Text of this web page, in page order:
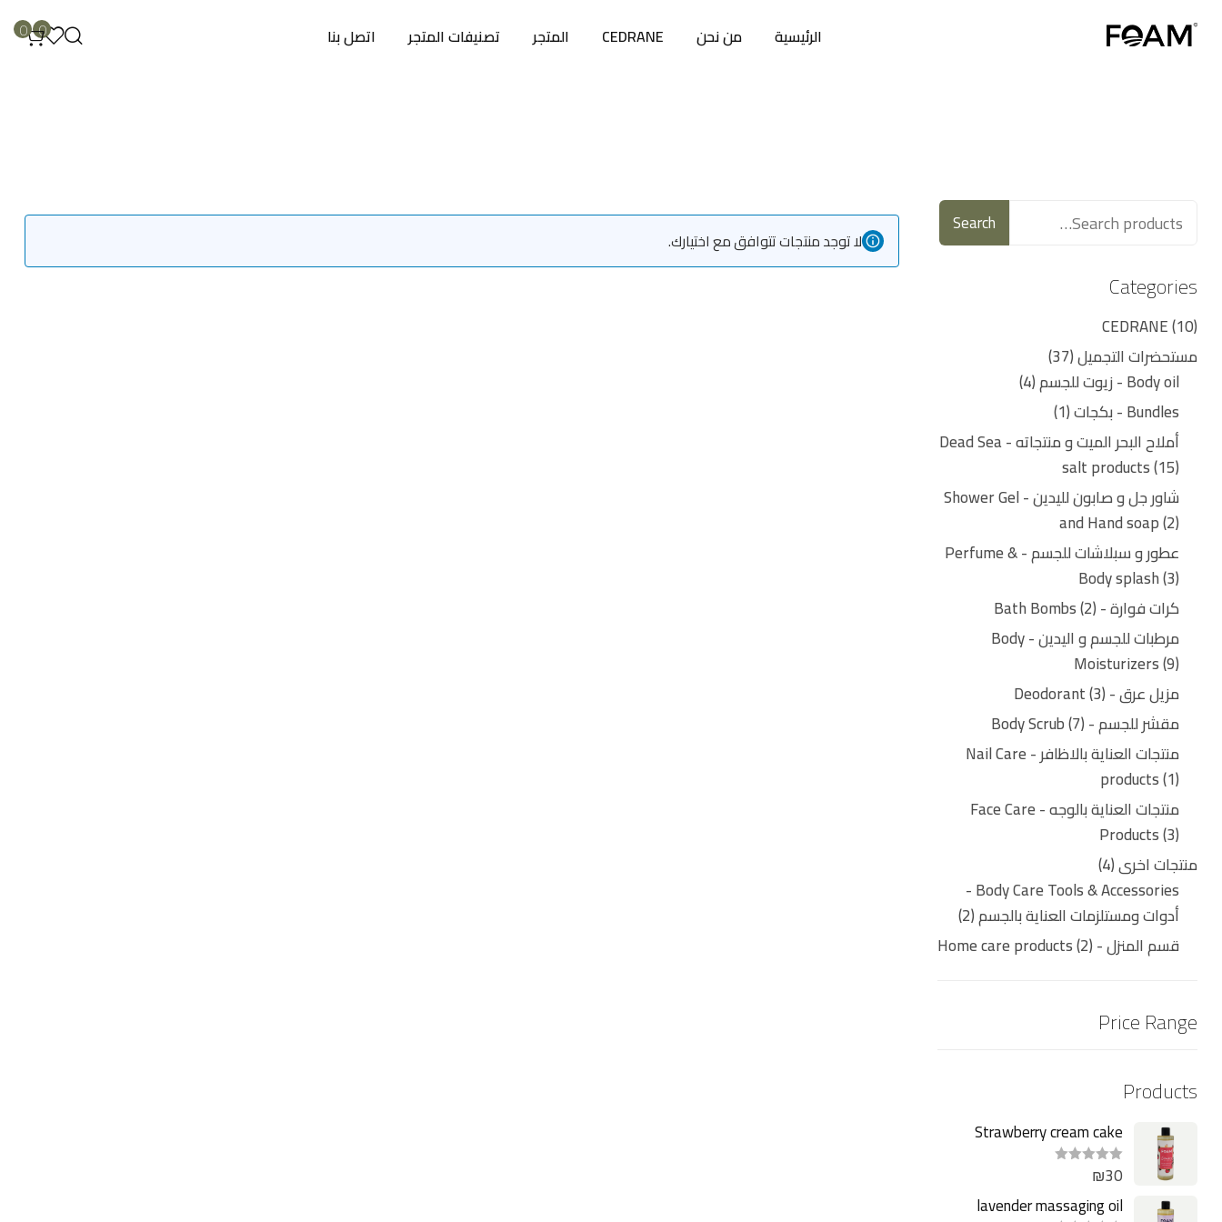
الرئيسية من نحن CEDRANE المتجر تصنيفات المتجر اتصل بنا 0
0
لا توجد منتجات تتوافق مع اختيارك.
Search
Categories
CEDRANE 10
مستحضرات التجميل 37
Body oil - زيوت للجسم
4
Bundles - بكجات
1
أملاح البحر الميت و منتجاته - Dead Sea
salt products 15
شاور جل و صابون لليدين - Shower Gel
and Hand soap 2
عطور و سبلاشات للجسم - Perfume &
Body splash 3
كرات فوارة - Bath Bombs 2
مرطبات للجسم و اليدين - Body
Moisturizers 9
مزيل عرق - Deodorant 3
مقشر للجسم - Body Scrub 7
منتجات العناية بالاظافر - Nail Care
products 1
منتجات العناية بالوجه - Face Care
Products 3
منتجات اخرى 4
Body Care Tools & Accessories -
أدوات ومستلزمات العناية بالجسم 2
قسم المنزل - Home care products 2
Price Range
Products
Strawberry cream cake
Massaging oil 250ml
ت
م
ا
ل
₪30
lavender massaging oil